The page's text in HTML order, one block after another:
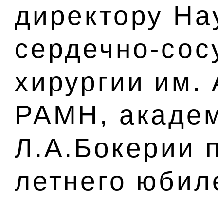
директору
сердечно-
хирургии
РАМН,
Л.А.Бокерии
летнего